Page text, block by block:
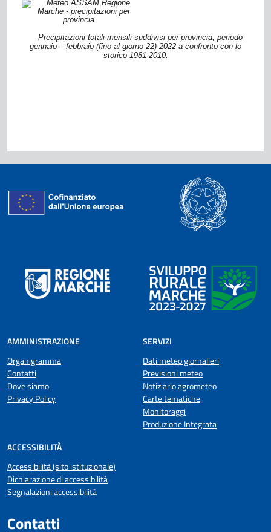
Precipitazioni totali mensili suddivisi per provincia, periodo
gennaio – febbraio (fino al giorno 22) 2022 a confronto con lo
storico 1981-2010.
AMMINISTRAZIONE
Organigramma
Contatti
Dove siamo
Privacy Policy
SERVIZI
Dati meteo giornalieri
Previsioni meteo
Notiziario agrometeo
Carte tematiche
Monitoraggi
Produzione Integrata
ACCESSIBILITÀ
Accessibilità (sito istituzionale)
Dichiarazione di accessibilità
Segnalazioni accessibilità
Contatti